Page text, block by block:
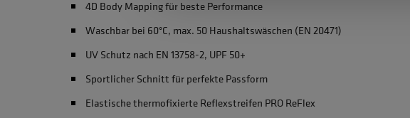
4D Body Mapping für beste Performance
Waschbar bei 60°C, max. 50 Haushaltswäschen (EN 20471)
UV Schutz nach EN 13758-2, UPF 50+
Sportlicher Schnitt für perfekte Passform
Elastische thermofixierte Reflexstreifen PRO ReFlex